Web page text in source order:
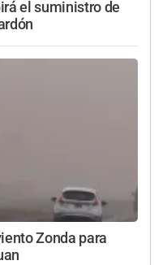
el suministro de
Zonda para